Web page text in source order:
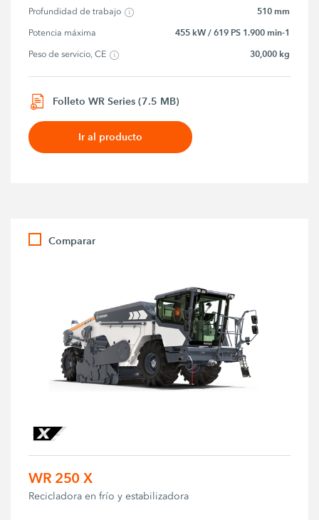
Profundidad de trabajo 510 mm
Potencia máxima 455 kW / 619 PS 1.900 min-1
Peso de servicio, CE 30,000 kg
Folleto WR Series (7.5 MB)
Ir al producto
Comparar
WR 250 X
Recicladora en frío y estabilizadora